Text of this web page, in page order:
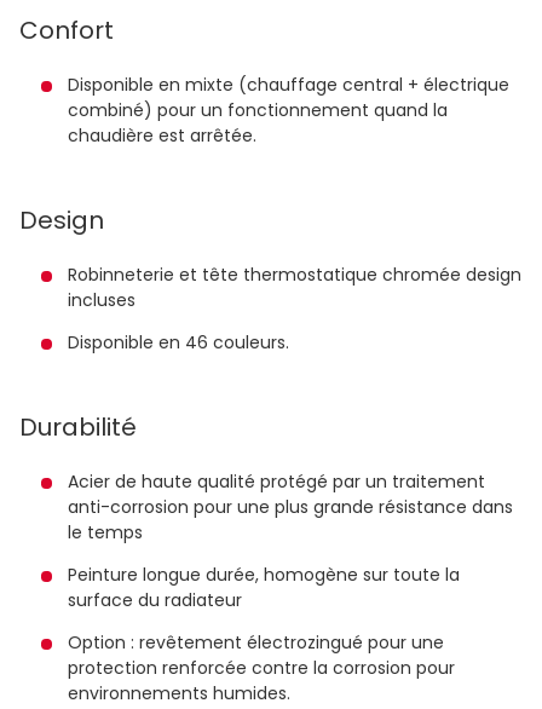
Confort
Disponible en mixte (chauffage central + électrique
combiné) pour un fonctionnement quand la
chaudière est arrêtée.
Design
Robinneterie et tête thermostatique chromée design
incluses
Disponible en 46 couleurs.
Durabilité
Acier de haute qualité protégé par un traitement
anti-corrosion pour une plus grande résistance dans
le temps
Peinture longue durée, homogène sur toute la
surface du radiateur
Option : revêtement électrozingué pour une
protection renforcée contre la corrosion pour
environnements humides.